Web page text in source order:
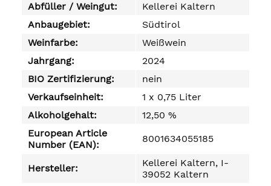
Abfüller / Weingut:
Kellerei Kaltern
Anbaugebiet:
Südtirol
Weinfarbe:
Weißwein
Jahrgang:
2024
BIO Zertifizierung:
nein
Verkaufseinheit:
1 x 0,75 Liter
Alkoholgehalt:
12,50 %
European Article
Number (EAN):
8001634055185
Hersteller:
Kellerei Kaltern, I-
39052 Kaltern